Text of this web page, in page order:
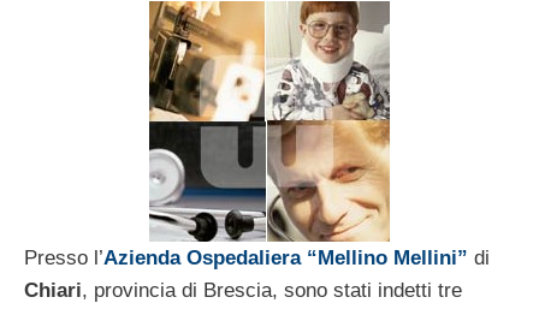
Presso l’Azienda Ospedaliera “Mellino Mellini” di
Chiari, provincia di Brescia, sono stati indetti tre